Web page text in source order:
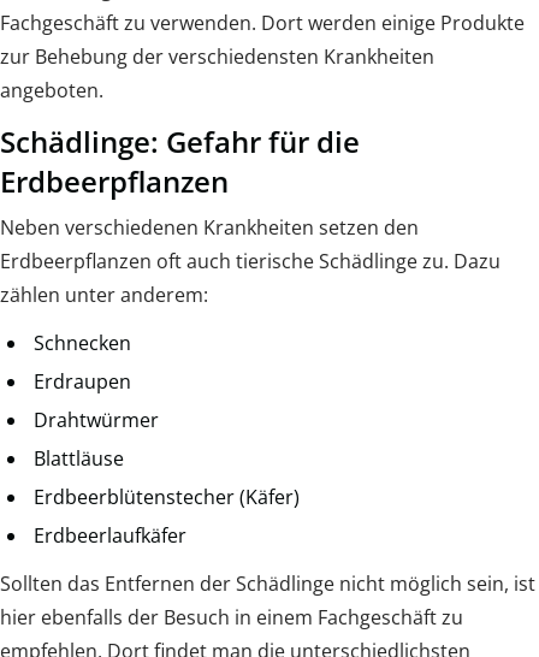
Fachgeschäft zu verwenden. Dort werden einige Produkte
zur Behebung der verschiedensten Krankheiten
angeboten.
Schädlinge: Gefahr für die
Erdbeerpflanzen
Neben verschiedenen Krankheiten setzen den
Erdbeerpflanzen oft auch tierische Schädlinge zu. Dazu
zählen unter anderem:
Schnecken
Erdraupen
Drahtwürmer
Blattläuse
Erdbeerblütenstecher (Käfer)
Erdbeerlaufkäfer
Sollten das Entfernen der Schädlinge nicht möglich sein, ist
hier ebenfalls der Besuch in einem Fachgeschäft zu
empfehlen. Dort findet man die unterschiedlichsten